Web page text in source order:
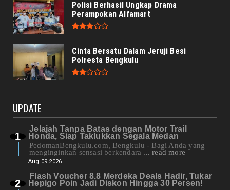
Polisi Berhasil Ungkap Drama
Perampokan Alfamart
Cinta Bersatu Dalam Jeruji Besi
Polresta Bengkulu
UPDATE
Jelajah Tanpa Batas dengan Motor Trail
Honda, Siap Taklukkan Segala Medan
PedomanBengkulu.com, Bengkulu - Bagi Anda yang
menginginkan sensasi berkendara ... read more
Aug 09 2026
Flash Voucher 8.8 Merdeka Deals Hadir, Tukar
Hepigo Poin Jadi Diskon Hingga 30 Persen!